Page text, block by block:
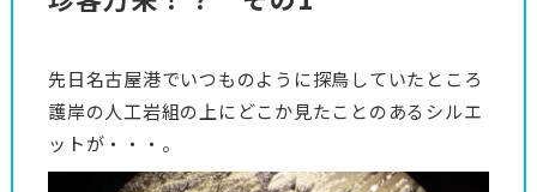
先日名古屋港でいつものように探鳥していたところ
護岸の人工岩組の上にどこか見たことのあるシルエ
ットが・・・。